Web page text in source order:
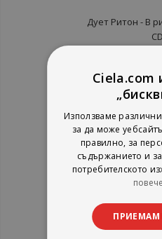
Дует Ритон - В
CD
рейтинг:
100%
Ciela.com
Използваме различни
за да може
правилно, за
съдържанието и
потребителското
ПРИЕМАМ